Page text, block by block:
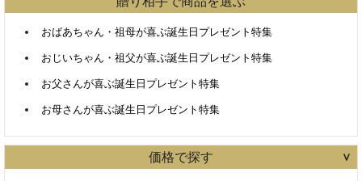
おばあちゃん・祖母が喜ぶ誕生日プレゼント特集
おじいちゃん・祖父が喜ぶ誕生日プレゼント特集
お父さんが喜ぶ誕生日プレゼント特集
お母さんが喜ぶ誕生日プレゼント特集
価格で探す